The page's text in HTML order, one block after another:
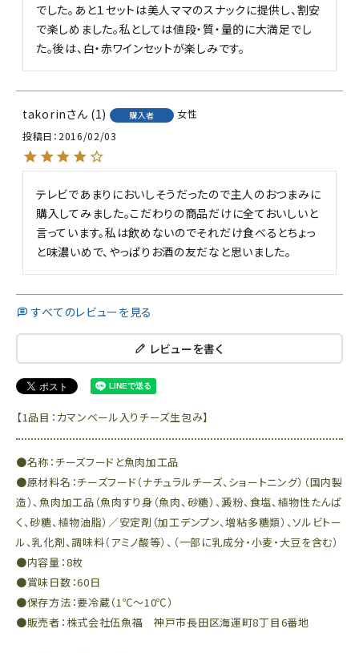
でした。あと１セットは美人ママのスナックに提供し、割安
で楽しめました。私としては値段・質・量的に大満足でし
た。後は、白・赤ワインセットが楽しみです。
takorin 1 購入者
女性
投稿日 2016/02/03
テレビであまりにおいしそうだったので主人のおつまみに
購入してみました。こだわりの商品だけに全ておいしいと
言っています。私は飲めないのでそれだけ食べるとちょっ
と味濃いめで、やっぱりお酒の友だなと思いました。
すべてのレビューを見る
レビューを書く
【1品目：カマンベール入りチーズ生包み】
●名称：チーズフードと魚肉加工品
●原材料名：チーズフード（ナチュラルチーズ、ショートニング）（国内製
造）、魚肉加工品（魚肉すり身（魚肉、砂糖）、澱粉、食塩、植物性たんぱ
く、砂糖、植物油脂）／安定剤（加工デンプン、増粘多糖類）、ソルビトー
ル、乳化剤、調味料（アミノ酸等）、（一部に乳成分・小麦・大豆を含む）
●内容量：8枚
●賞味日数：60日
●保存方法：要冷蔵（1℃～10℃）
●販売者：株式会社伍魚福 神戸市長田区海運町8丁目6番地